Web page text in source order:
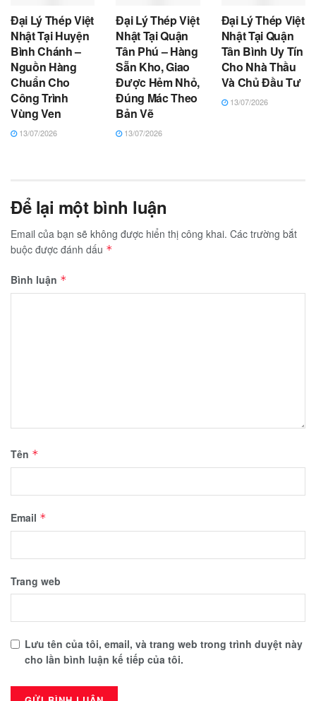
Đại Lý Thép Việt
Nhật Tại Huyện
Bình Chánh –
Nguồn Hàng
Chuẩn Cho
Công Trình
Vùng Ven
13/07/2026
Đại Lý Thép Việt
Nhật Tại Quận
Tân Phú – Hàng
Sẵn Kho, Giao
Được Hẻm Nhỏ,
Đúng Mác Theo
Bản Vẽ
13/07/2026
Đại Lý Thép Việt
Nhật Tại Quận
Tân Bình Uy Tín
Cho Nhà Thầu
Và Chủ Đầu Tư
13/07/2026
Để lại một bình luận
Email của bạn sẽ không được hiển thị công khai. Các trường bắt
buộc được đánh dấu *
Bình luận *
Tên *
Email *
Trang web
Lưu tên của tôi, email, và trang web trong trình duyệt này
cho lần bình luận kế tiếp của tôi.